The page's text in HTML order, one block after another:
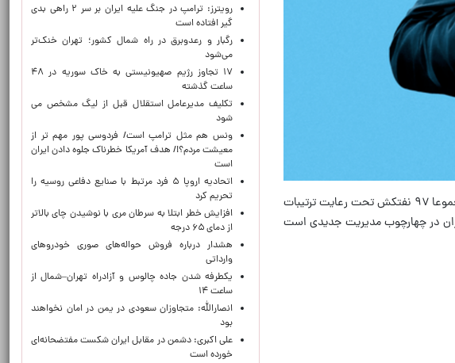
به گزارش فارس؛ بر اساس آخرین آمار نهاد مدیریت آبراه خلیج فارس از اوایل اردیبهشت تا ۱۱ خرداد، مجموعا ۹۷ نفتکش تحت رعایت ترتیبات
ایران در چهارچوب مدیریت جدیدی است
رویترز: ترامپ در جنگ علیه ایران بر سر ۲ راهی بدی
گیر افتاده است
رگبار و رعدوبرق در راه شمال کشور؛ تهران خنک‌تر
می‌شود
۱۷ تجاوز رژیم صهیونیستی به خاک سوریه در ۴۸
ساعت گذشته
تکلیف مدیرعامل استقلال قبل از لیگ مشخص می
شود
ونس هم مثل ترامپ است/ فردوسی پور مهم تر از
معیشت مردم؟!/ هدف آمریکا خطرناک جلوه دادن ایران
است
اتحادیه اروپا ۵ فرد مرتبط با صنایع دفاعی روسیه را
تحریم کرد
افزایش خطر ابتلا به سرطان مری با نوشیدن چای بالاتر
از دمای ۶۵ درجه
هشدار درباره فروش حواله‌های صوری خودروهای
وارداتی
یکطرفه شدن جاده چالوس و آزادراه تهران–شمال از
ساعت ۱۴
انصارالله: متجاوزان سعودی در یمن در امان نخواهند
بود
علی اکبری: دشمن در مقابل ایران شکست مفتضحانه‌ای
خورده است